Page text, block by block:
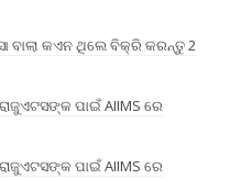
ବାଲା କଏନ ଥିଲେ ବିକ୍ରି କରନ୍ତୁ 2
ପାଇଁ AIIMS ରେ
ପାଇଁ AIIMS ରେ